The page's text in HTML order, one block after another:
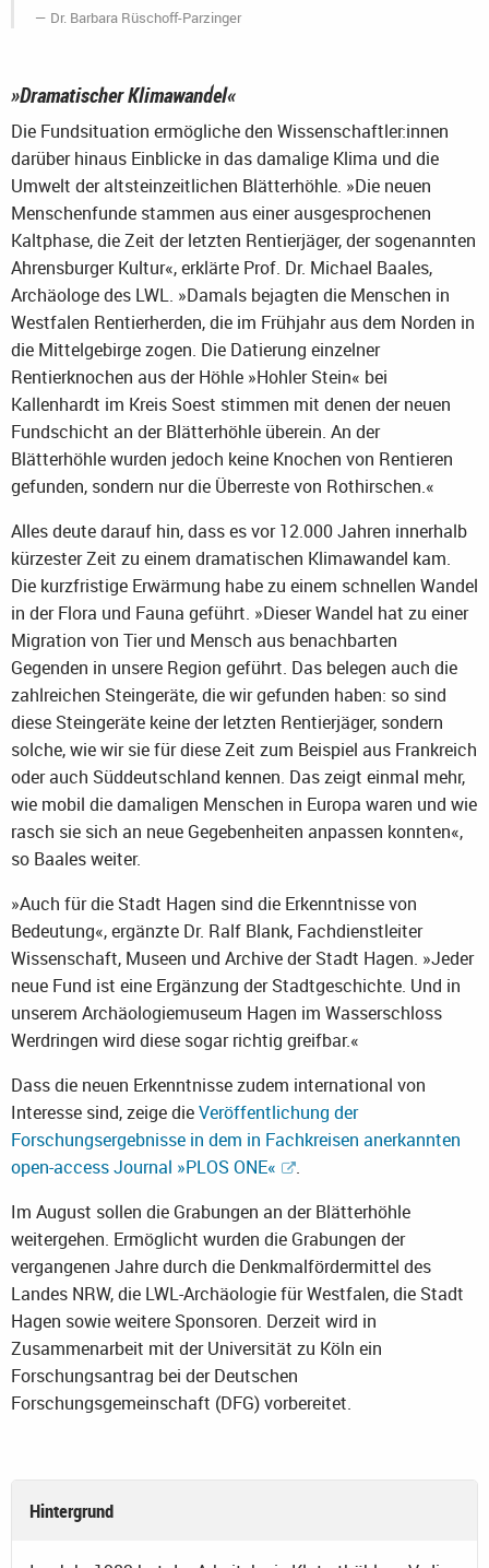
Dr. Barbara Rüschoff-Parzinger
»Dramatischer Klimawandel«
Die Fundsituation ermögliche den Wissenschaftler:innen
darüber hinaus Einblicke in das damalige Klima und die
Umwelt der altsteinzeitlichen Blätterhöhle. »Die neuen
Menschenfunde stammen aus einer ausgesprochenen
Kaltphase, die Zeit der letzten Rentierjäger, der sogenannten
Ahrensburger Kultur«, erklärte Prof. Dr. Michael Baales,
Archäologe des LWL. »Damals bejagten die Menschen in
Westfalen Rentierherden, die im Frühjahr aus dem Norden in
die Mittelgebirge zogen. Die Datierung einzelner
Rentierknochen aus der Höhle »Hohler Stein« bei
Kallenhardt im Kreis Soest stimmen mit denen der neuen
Fundschicht an der Blätterhöhle überein. An der
Blätterhöhle wurden jedoch keine Knochen von Rentieren
gefunden, sondern nur die Überreste von Rothirschen.«
Alles deute darauf hin, dass es vor 12.000 Jahren innerhalb
kürzester Zeit zu einem dramatischen Klimawandel kam.
Die kurzfristige Erwärmung habe zu einem schnellen Wandel
in der Flora und Fauna geführt. »Dieser Wandel hat zu einer
Migration von Tier und Mensch aus benachbarten
Gegenden in unsere Region geführt. Das belegen auch die
zahlreichen Steingeräte, die wir gefunden haben: so sind
diese Steingeräte keine der letzten Rentierjäger, sondern
solche, wie wir sie für diese Zeit zum Beispiel aus Frankreich
oder auch Süddeutschland kennen. Das zeigt einmal mehr,
wie mobil die damaligen Menschen in Europa waren und wie
rasch sie sich an neue Gegebenheiten anpassen konnten«,
so Baales weiter.
»Auch für die Stadt Hagen sind die Erkenntnisse von
Bedeutung«, ergänzte Dr. Ralf Blank, Fachdienstleiter
Wissenschaft, Museen und Archive der Stadt Hagen. »Jeder
neue Fund ist eine Ergänzung der Stadtgeschichte. Und in
unserem Archäologiemuseum Hagen im Wasserschloss
Werdringen wird diese sogar richtig greifbar.«
Dass die neuen Erkenntnisse zudem international von
Interesse sind, zeige dieVeröffentlichung der
Forschungsergebnisse in dem in Fachkreisen anerkannten
open-access Journal »PLOS ONE«
.
Im August sollen die Grabungen an der Blätterhöhle
weitergehen. Ermöglicht wurden die Grabungen der
vergangenen Jahre durch die Denkmalfördermittel des
Landes NRW, die LWL-Archäologie für Westfalen, die Stadt
Hagen sowie weitere Sponsoren. Derzeit wird in
Zusammenarbeit mit der Universität zu Köln ein
Forschungsantrag bei der Deutschen
Forschungsgemeinschaft (DFG) vorbereitet.
Hintergrund